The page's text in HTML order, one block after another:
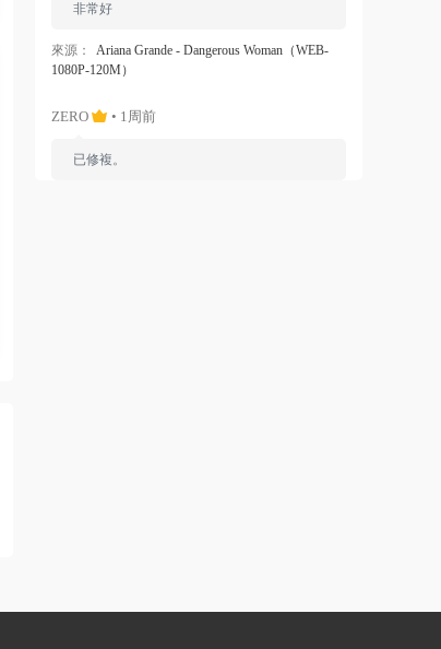
非常好
來源：
Ariana Grande - Dangerous Woman（WEB-
1080P-120M）
ZERO • 1周前
已修複。